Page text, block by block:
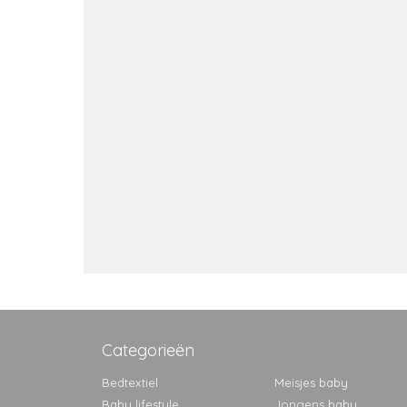
Categorieën
Bedtextiel
Meisjes baby